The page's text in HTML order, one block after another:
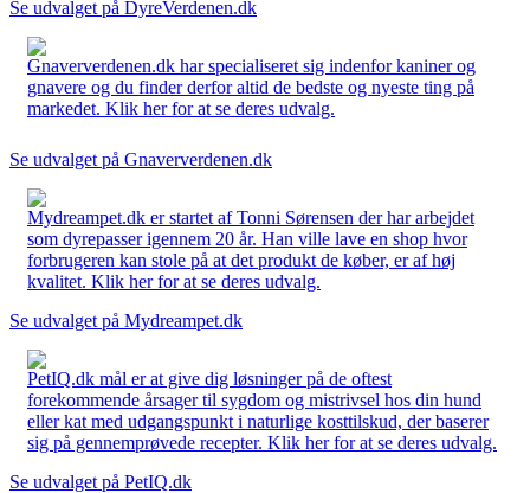
Se udvalget på DyreVerdenen.dk
Gnaververdenen.dk har specialiseret sig indenfor kaniner og
gnavere og du finder derfor altid de bedste og nyeste ting på
markedet. Klik her for at se deres udvalg.
Se udvalget på Gnaververdenen.dk
Mydreampet.dk er startet af Tonni Sørensen der har arbejdet
som dyrepasser igennem 20 år. Han ville lave en shop hvor
forbrugeren kan stole på at det produkt de køber, er af høj
kvalitet. Klik her for at se deres udvalg.
Se udvalget på Mydreampet.dk
PetIQ.dk mål er at give dig løsninger på de oftest
forekommende årsager til sygdom og mistrivsel hos din hund
eller kat med udgangspunkt i naturlige kosttilskud, der baserer
sig på gennemprøvede recepter. Klik her for at se deres udvalg.
Se udvalget på PetIQ.dk